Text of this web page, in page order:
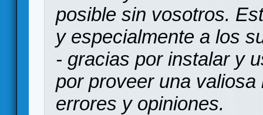
posible sin vosotros.
y especialmente a los
- gracias por instalar y
por proveer una
errores y opiniones.